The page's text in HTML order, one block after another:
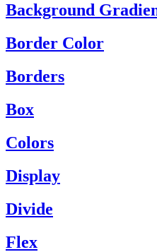
Background
Border Color
Borders
Box
Colors
Display
Divide
Flex